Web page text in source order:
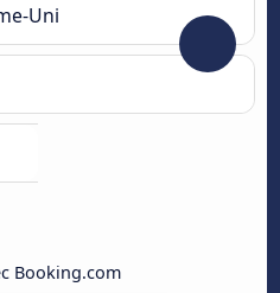
Booking.com